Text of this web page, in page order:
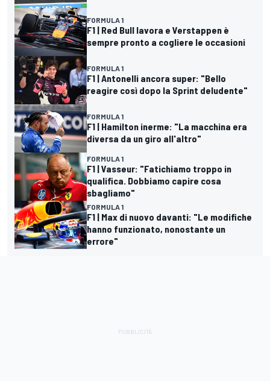
FORMULA 1
F1 | Red Bull lavora e Verstappen è
sempre pronto a cogliere le occasioni
FORMULA 1
F1 | Antonelli ancora super: "Bello
reagire così dopo la Sprint deludente"
FORMULA 1
F1 | Hamilton inerme: "La macchina era
diversa da un giro all'altro"
FORMULA 1
F1 | Vasseur: "Fatichiamo troppo in
qualifica. Dobbiamo capire cosa
sbagliamo"
FORMULA 1
F1 | Max di nuovo davanti: "Le modifiche
hanno funzionato, nonostante un
errore"